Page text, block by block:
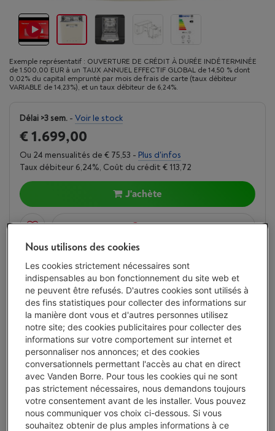
Exemple représentatif : OUVERTURE DE CRÉDIT À DURÉE INDÉTERMINÉE
de 1.500,00 EUR à un TAUX ANNUEL EFFECTIF GLOBAL de 14,50 % dont
0,02% du capital emprunté par mois de frais de carte (taux débiteur
VARIABLE de 14,23%), et un taux débiteur de 6,24%.
Délai >3 sem. - Voir le stock
€ 1.699,00
Ou 24 mensualités de € 75,53 - Plus d'infos
Taux débiteur 6,24%, Coût du crédit € 113,72
J'achète
Comparer
Vanden Borre Life Gros électro
€ 14,99
Prolongez la durée de vie de vos appareils avec un seul
abonnement
Ce produit serait couvert
10 ans après votre achat.
Plus d'infos
Atouts
Rangement couverts: Tiroir à couverts & panier à couverts
Mode de séchage: Condensation naturelle
Nous utilisons des cookies
Les cookies strictement nécessaires sont
indispensables au bon fonctionnement du site web et
ne peuvent être refusés. D'autres cookies sont utilisés à
des fins statistiques pour collecter des informations sur
la manière dont vous et d'autres personnes utilisez
notre site; des cookies publicitaires pour collecter des
informations sur votre comportement sur internet et
personnaliser nos annonces; et des cookies
conversationnels permettant l'accès au chat en direct
avec Vanden Borre. Pour tous les cookies qui ne sont
pas strictement nécessaires, nous demandons toujours
votre consentement avant de les installer. Vous pouvez
nous communiquer vos choix ci-dessous. Si vous
souhaitez obtenir de plus amples informations à ce